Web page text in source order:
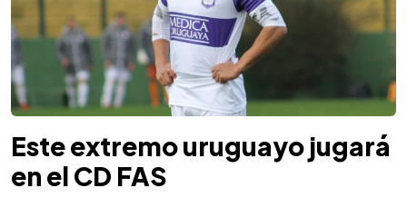
Este extremo uruguayo jugará
en el CD FAS